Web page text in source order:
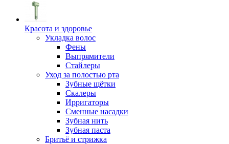
Красота и здоровье
Укладка волос
Фены
Выпрямители
Стайлеры
Уход за полостью рта
Зубные щётки
Скалеры
Ирригаторы
Сменные насадки
Зубная нить
Зубная паста
Бритьё и стрижка